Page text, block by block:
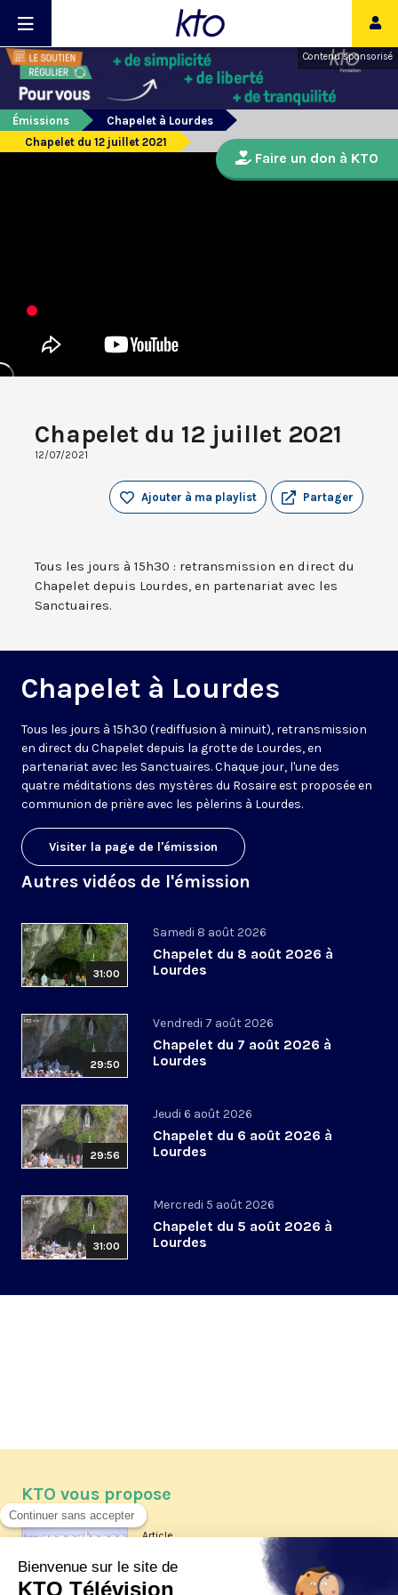
Contenu sponsorisé
Émissions
Chapelet à Lourdes
Chapelet du 12 juillet 2021
Chapelet du 12 juillet 2021
12/07/2021
Partager
Ajouter à ma playlist
Tous les jours à 15h30 : retransmission en direct du
Chapelet depuis Lourdes, en partenariat avec les
Sanctuaires.
Chapelet à Lourdes
Tous les jours à 15h30 (rediffusion à minuit), retransmission
en direct du Chapelet depuis la grotte de Lourdes, en
partenariat avec les Sanctuaires. Chaque jour, l'une des
quatre méditations des mystères du Rosaire est proposée en
communion de prière avec les pèlerins à Lourdes.
Visiter la page de l'émission
Autres vidéos de l'émission
31:00
Samedi 8 août 2026
Chapelet du 8 août 2026 à
Lourdes
29:50
Vendredi 7 août 2026
Chapelet du 7 août 2026 à
Lourdes
29:56
Jeudi 6 août 2026
Chapelet du 6 août 2026 à
Lourdes
31:00
Mercredi 5 août 2026
Chapelet du 5 août 2026 à
Lourdes
Faire un don à KTO
KTO vous propose
Article
Les reportages d'été 2026 de KTO